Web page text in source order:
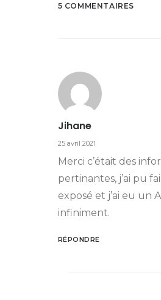
5 COMMENTAIRES
Jihane
25 avril 2021
Merci c’était des
pertinantes, j’ai pu
exposé et j’ai eu un
infiniment.
RÉPONDRE